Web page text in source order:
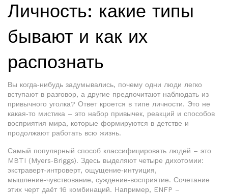
Личность: какие типы
бывают и как их
распознать
Вы когда‑нибудь задумывались, почему одни люди легко
вступают в разговор, а другие предпочитают наблюдать из
привычного уголка? Ответ кроется в типе личности. Это не
какая‑то мистика – это набор привычек, реакций и способов
восприятия мира, которые формируются в детстве и
продолжают работать всю жизнь.
Самый популярный способ классифицировать людей – это
MBTI (Myers‑Briggs). Здесь выделяют четыре дихотомии:
экстраверт‑интроверт, ощущение‑интуиция,
мышление‑чувствование, суждение‑восприятие. Сочетание
этих черт даёт 16 комбинаций. Например, ENFP –